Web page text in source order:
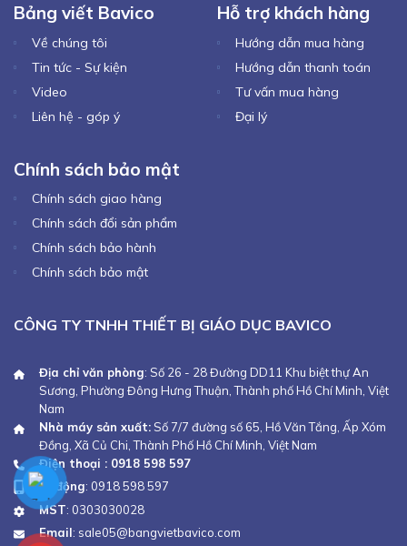
Bảng viết Bavico
Về chúng tôi
Tin tức - Sự kiện
Video
Liên hệ - góp ý
Hỗ trợ khách hàng
Hướng dẫn mua hàng
Hướng dẫn thanh toán
Tư vấn mua hàng
Đại lý
Chính sách bảo mật
Chính sách giao hàng
Chính sách đổi sản phẩm
Chính sách bảo hành
Chính sách bảo mật
CÔNG TY TNHH THIẾT BỊ GIÁO DỤC BAVICO
Địa chỉ văn phòng: Số 26 - 28 Đường DD11 Khu biệt thự An
Sương, Phường Đông Hưng Thuận, Thành phố Hồ Chí Minh, Việt
Nam
Nhà máy sản xuất: Số 7/7 đường số 65, Hồ Văn Tắng, Ấp Xóm
Đồng, Xã Củ Chi, Thành Phố Hồ Chí Minh, Việt Nam
Điện thoại : 0918 598 597
Di động: 0918 598 597
MST: 0303030028
Email: sale05@bangvietbavico.com